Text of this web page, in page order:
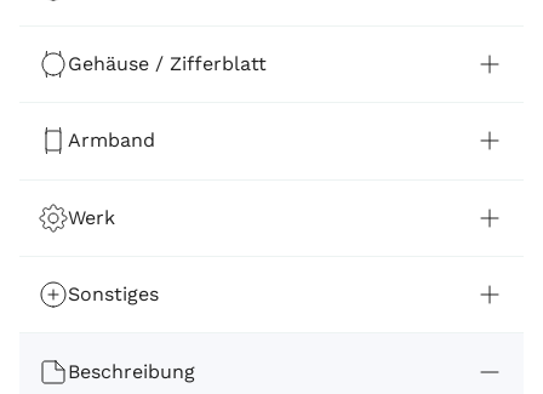
Gehäuse / Zifferblatt
Armband
Werk
Sonstiges
Beschreibung